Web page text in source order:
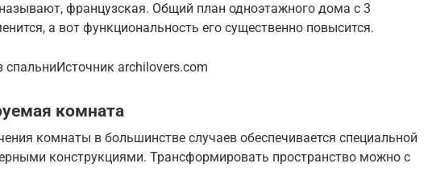
французская. Общий план одноэтажного дома с 3
а вот функциональность его существенно повысится.
спальниИсточник archilovers.com
комната
комнаты в большинстве случаев обеспечивается специальной
конструкциями. Трансформировать пространство можно с